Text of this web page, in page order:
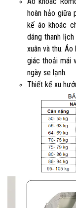
hoàn hảo giữa
kế áo khoác
dáng thanh
xuân và thu.
giác thoải mái
ngày se lạnh.
Thiết kế xu